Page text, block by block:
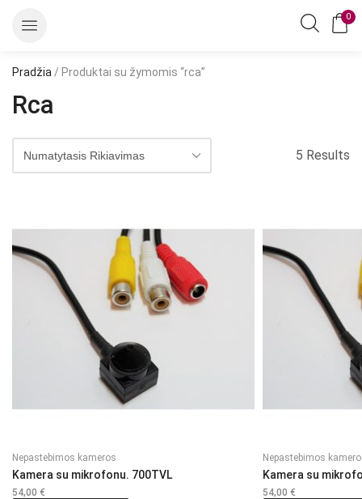
0
Pradžia / Produktai su žymomis “rca”
Rca
5 Results
Nepastebimos kameros
Kamera su mikrofonu. 700TVL
54,00 €
Nepastebimos
Kamera su
54,00 €